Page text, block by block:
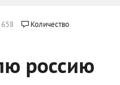
658
Количество
россию